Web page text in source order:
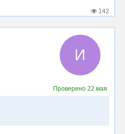
142
И
Проверено22 мая